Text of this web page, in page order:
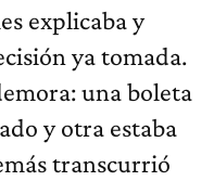
explicaba y
ya tomada.
una boleta
y otra estaba
transcurrió